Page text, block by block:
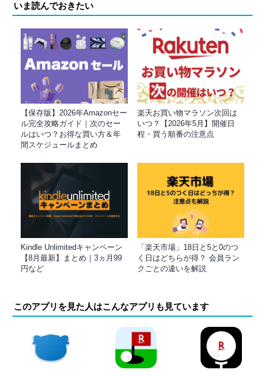
いま読んでおきたい
【保存版】2026年Amazonセー
ル完全攻略ガイド｜次のセー
ルはいつ？お得な買い方＆年
間スケジュールまとめ
楽天お買い物マラソン次回は
いつ？【2026年5月】開催日
程・買う順番の注意点
Kindle Unlimitedキャンペーン
【8月最新】まとめ｜3ヵ月99
円など
「楽天市場」18日と5と0のつ
く日はどちらが得？ 会員ラン
クごとの違いを解説
このアプリを見た人はこんなアプリも見ています